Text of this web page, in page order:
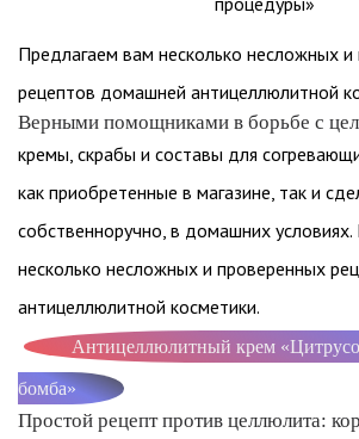
Предлагаем вам несколько несложных
рецептов домашней антицеллюлитной
Верными помощниками в борьбе с
кремы, скрабы и составы для
как приобретенные в магазине, так и
собственноручно, в домашних
несколько несложных и проверенных
антицеллюлитной косметики.
Антицеллюлитный крем
бомба»
Простой рецепт против целлюлита: